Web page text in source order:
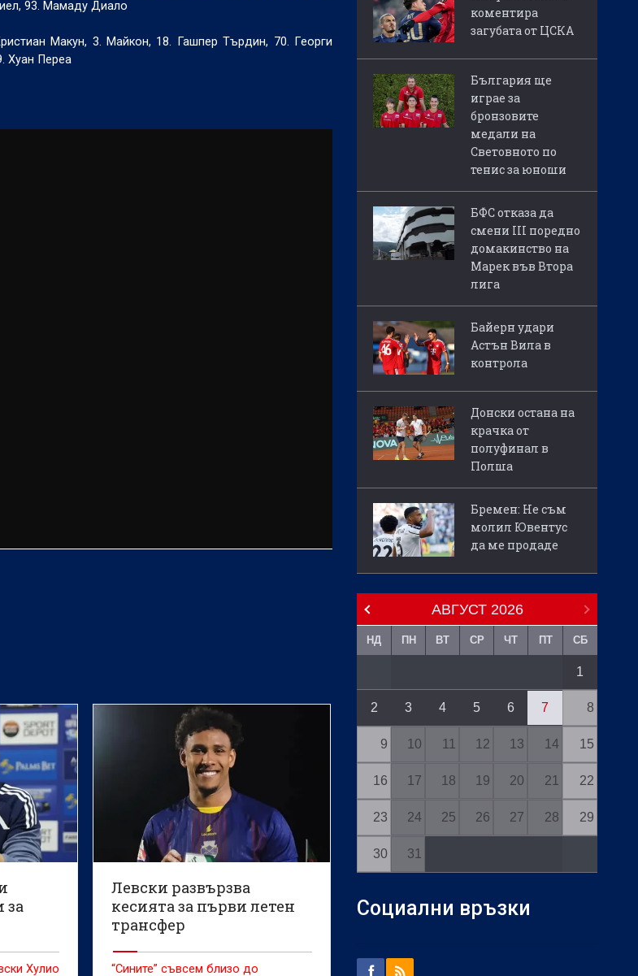
93. Мамаду Диало
Макун, 3. Майкон, 18. Гашпер Търдин, 70. Георги
Хуан Переа
за
Хулио
Левски развързва
кесията за първи летен
трансфер
“Сините” съвсем близо до
коментира
загубата от ЦСКА
България ще
играе за
бронзовите
медали на
Световното по
тенис за юноши
БФС отказа да
смени III поредно
домакинство на
Марек във Втора
лига
Байерн удари
Астън Вила в
контрола
Донски остана на
крачка от
полуфинал в
Полша
Бремен: Не съм
молил Ювентус
да ме продаде
АВГУСТ 2026
НД ПН ВТ СР ЧТ ПТ СБ
1
2 3 4 5 6 7 8
9 10 11 12 13 14 15
16 17 18 19 20 21 22
23 24 25 26 27 28 29
30 31
Социални връзки